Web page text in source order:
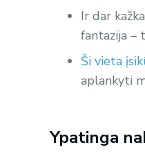
Ir dar
fantazija –
Ši vieta
aplankyti
Ypatinga